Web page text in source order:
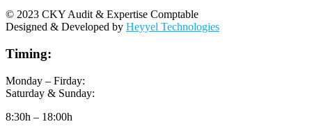
© 2023 CKY Audit & Expertise Comptable
Designed & Developed by Heyyel Technologies
Timing:
Monday – Firday:
Saturday & Sunday:
8:30h – 18:00h